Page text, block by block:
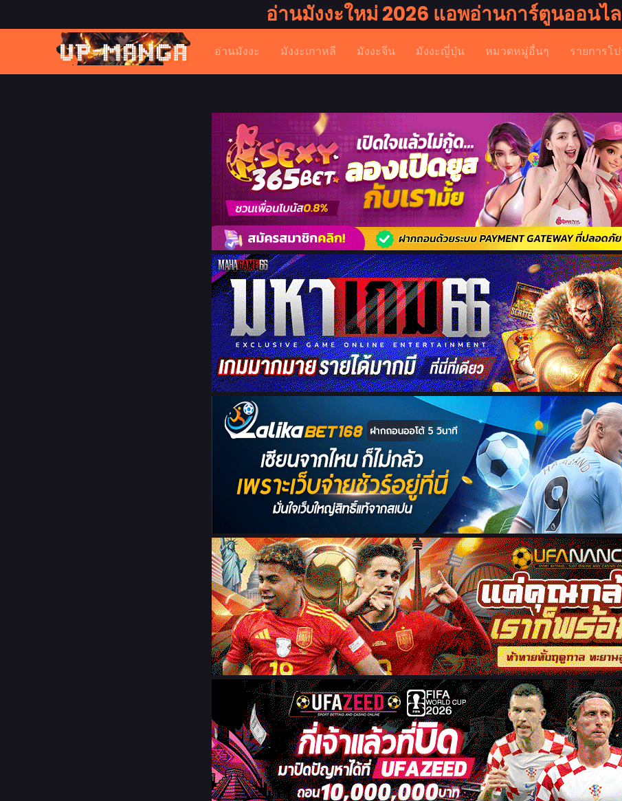
อ่านมังงะใหม่ 2026 แอพอ่านการ์ตูนออนไ
อ่านมังงะ มังงะเกาหลี มังงะจีน มังงะญี่ปุ่น หมวดหมู่อื่นๆ รายการโ